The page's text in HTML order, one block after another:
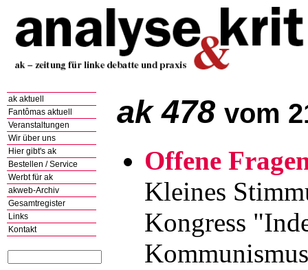
ak aktuell
Fantômas aktuell
Veranstaltungen
Wir über uns
Hier gibt's ak
Bestellen / Service
Werbt für ak
akweb-Archiv
Gesamtregister
Links
Kontakt
ak 478 vom
Offene
Kleines
Kongress